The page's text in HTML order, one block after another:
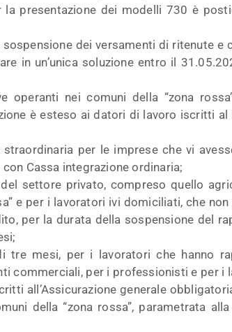
presentazione dei modelli 730 è
dei versamenti di ritenute e
in un’unica soluzione entro il
operanti nei comuni della “zona
è esteso ai datori di lavoro iscritti al
per le imprese che vi
Cassa integrazione ordinaria;
settore privato, compreso quello
e per i lavoratori ivi domiciliati, che
per la durata della sospensione del
tre mesi, per i lavoratori che hanno
commerciali, per i professionisti e per i
all’Assicurazione generale
della “zona rossa”, parametrata